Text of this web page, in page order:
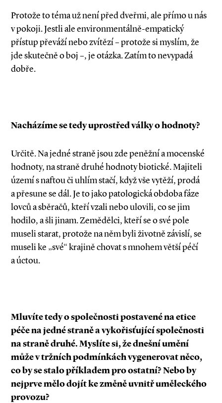
Protože to téma už není před dveřmi, ale přímo u nás
v pokoji. Jestli ale environmentálně­-empatický
přístup převáží nebo zvítězí – protože si myslím, že
jde skutečně o boj –, je otázka. Zatím to nevypadá
dobře.
Nacházíme se tedy uprostřed války o hodnoty?
Určitě. Na jedné straně jsou zde peněžní a mocenské
hodnoty, na straně druhé hodnoty biotické. Majiteli
území s naftou či uhlím stačí, když vše vytěží, prodá
a přesune se dál. Je to jako patologická obdoba fáze
lovců a sběračů, kteří vzali nebo ulovili, co se jim
hodilo, a šli jinam. Zemědělci, kteří se o své pole
museli starat, protože na něm byli životně závislí, se
museli ke „své“ krajině chovat s mnohem větší péčí
a úctou.
Mluvíte tedy o společnosti postavené na etice
péče na jedné straně a vykořisťující společnosti
na straně druhé. Myslíte si, že dnešní umění
může v tržních podmínkách vygenerovat něco,
co by se stalo příkladem pro ostatní? Nebo by
nejprve mělo dojít ke změně uvnitř uměleckého
provozu?